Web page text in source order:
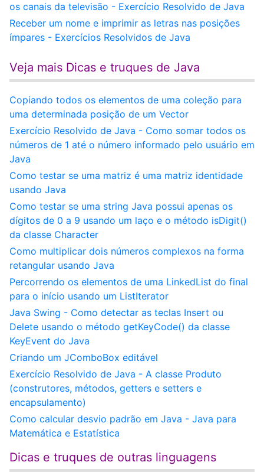
os canais da televisão - Exercício Resolvido de Java
Receber um nome e imprimir as letras nas posições
ímpares - Exercícios Resolvidos de Java
Veja mais Dicas e truques de Java
Copiando todos os elementos de uma coleção para
uma determinada posição de um Vector
Exercício Resolvido de Java - Como somar todos os
números de 1 até o número informado pelo usuário em
Java
Como testar se uma matriz é uma matriz identidade
usando Java
Como testar se uma string Java possui apenas os
dígitos de 0 a 9 usando um laço e o método isDigit()
da classe Character
Como multiplicar dois números complexos na forma
retangular usando Java
Percorrendo os elementos de uma LinkedList do final
para o início usando um ListIterator
Java Swing - Como detectar as teclas Insert ou
Delete usando o método getKeyCode() da classe
KeyEvent do Java
Criando um JComboBox editável
Exercício Resolvido de Java - A classe Produto
(construtores, métodos, getters e setters e
encapsulamento)
Como calcular desvio padrão em Java - Java para
Matemática e Estatística
Dicas e truques de outras linguagens